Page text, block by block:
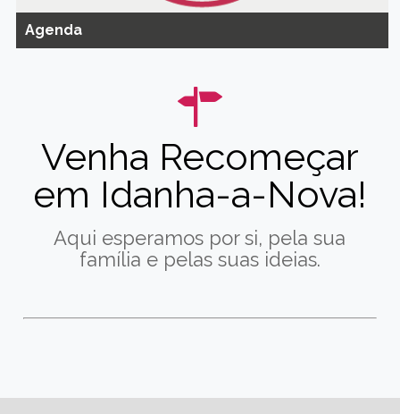
Agenda
Venha Recomeçar
em Idanha-a-Nova!
Aqui esperamos por si, pela sua
família e pelas suas ideias.